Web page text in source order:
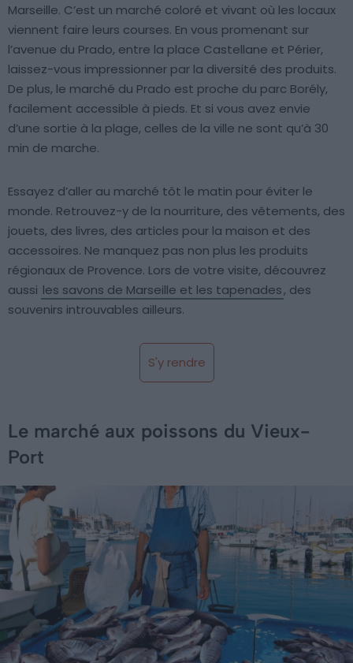
Marseille. C’est un marché coloré et vivant où les locaux
viennent faire leurs courses. En vous promenant sur
l’avenue du Prado, entre la place Castellane et Périer,
laissez-vous impressionner par la diversité des produits.
De plus, le marché du Prado est proche du parc Borély,
facilement accessible à pieds. Et si vous avez envie
d’une sortie à la plage, celles de la ville ne sont qu’à 30
min de marche.
Essayez d’aller au marché tôt le matin pour éviter le
monde. Retrouvez-y de la nourriture, des vêtements, des
jouets, des livres, des articles pour la maison et des
accessoires. Ne manquez pas non plus les produits
régionaux de Provence. Lors de votre visite, découvrez
aussi les savons de Marseille et les tapenades, des
souvenirs introuvables ailleurs.
S'y rendre
Le marché aux poissons du Vieux-
Port